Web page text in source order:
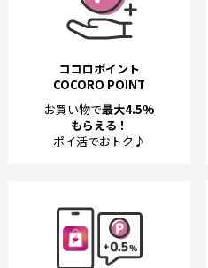
ココロポイント
COCORO POINT
お買い物で最大4.5%
もらえる！
ポイ活でおトク♪